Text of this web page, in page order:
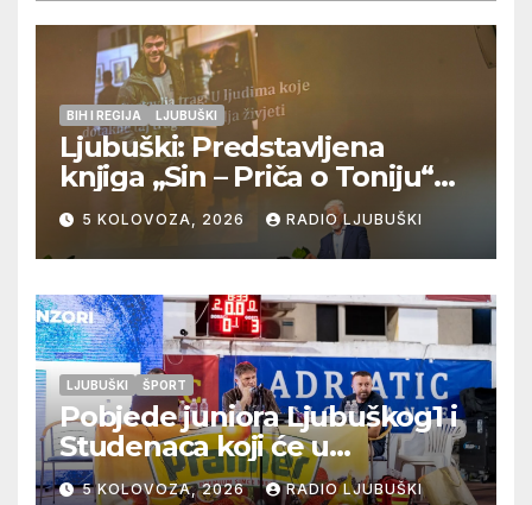
BIH I REGIJA LJUBUŠKI
Ljubuški: Predstavljena
knjiga „Sin – Priča o Toniju“
dr. sc. Zdenka Hercega
5 KOLOVOZA, 2026 RADIO LJUBUŠKI
LJUBUŠKI ŠPORT
Pobjede juniora Ljubuškog1 i
Studenaca koji će u
međusobnom susretu
5 KOLOVOZA, 2026 RADIO LJUBUŠKI